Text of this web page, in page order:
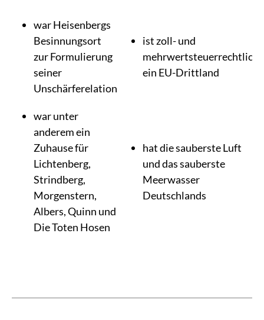
war Heisenbergs
Besinnungsort
zur Formulierung
seiner
Unschärferelation
ist zoll- und
mehrwertsteuerrechtlich
ein EU-Drittland
war unter
anderem ein
Zuhause für
Lichtenberg,
Strindberg,
Morgenstern,
Albers, Quinn und
Die Toten Hosen
hat die sauberste Luft
und das sauberste
Meerwasser
Deutschlands